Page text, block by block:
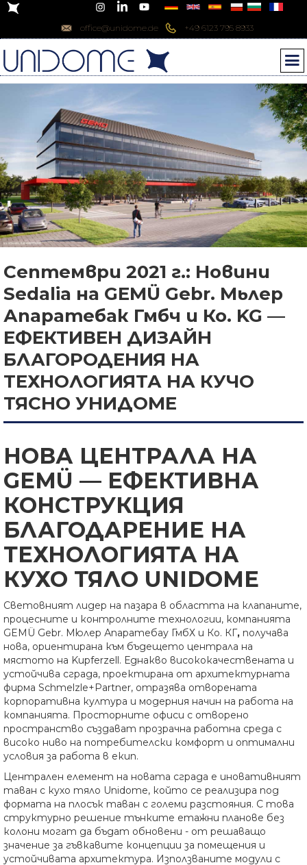
office@unidome.de +49 6123 795 8933
Септември 2021 г.: Новини
Sedalia на GEMÜ Gebr. Мьлер
Апаратебак Гмбч и Ко. KG —
ЕФЕКТИВЕН ДИЗАЙН
БЛАГОРОДЕНИЯ НА
ТЕХНОЛОГИЯТА НА КУЧО
ТЯСНО УНИДОМЕ
НОВА ЦЕНТРАЛА НА
GEMÜ — ЕФЕКТИВНА
КОНСТРУКЦИЯ
БЛАГОДАРЕНИЕ НА
ТЕХНОЛОГИЯТА НА
КУХО ТЯЛО UNIDOME
Световният лидер на пазара в областта на клапаните,
процесните и контролните технологии, компанията
GEMÜ Gebr. Мюлер Апаратебау ГмбХ и Ко. КГ, получава
нова, ориентирана към бъдещето централа на
мястото на Kupferzell. Еднакво висококачествената и
устойчива сграда, проектирана от архитектурната
фирма Schmelzle+Partner, отразява отворената
корпоративна култура и модерния начин на работа на
компанията. Просторните офиси с отворено
пространство създават прозрачна работна среда с
високо ниво на потребителски комфорт и оптимални
условия за работа в екип.
Централен елемент на новата сграда е иновативният
таван с кухо тяло Unidome, който се реализира под
формата на плосък таван с големи разстояния. С това
структурно решение тънките етажни планове без
колони могат да бъдат обновени - от решаващо
значение за гъвкавите концепции за помещения и
устойчивата архитектура. Използваните модули с